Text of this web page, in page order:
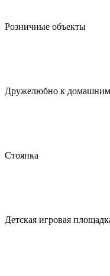
Розничные объекты
Дружелюбно к
Стоянка
Детская игровая